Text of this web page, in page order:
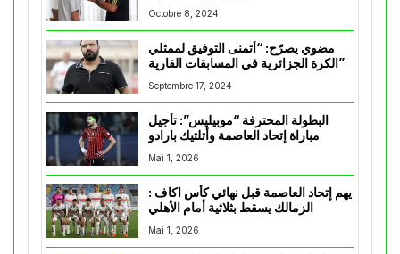
Octobre 8, 2024
مضوي يصرّح: “أتمنى التوفيق لممثلي
الكرة الجزائرية في المسابقات القارية”
Septembre 17, 2024
البطولة المحترفة “موبيليس”: تأجيل
مباراة إتحاد العاصمة وأتلتيك بارادو
Mai 1, 2026
يهم إتحاد العاصمة قبل نهائي كأس اكاف :
Mai 1, 2026